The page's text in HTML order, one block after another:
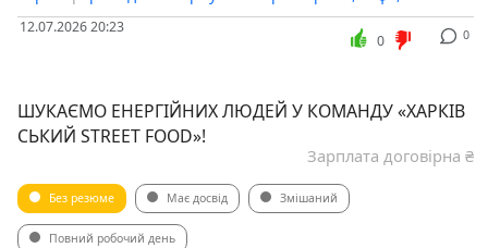
12.07.2026 20:23 0
0
ШУКАЄМО ЕНЕРГІЙНИХ ЛЮДЕЙ У КОМАНДУ «ХАРКІВ
СЬКИЙ STREET FOOD»!
Зарплата договірна ₴
Без резюме Має досвід Змішаний
Повний робочий день